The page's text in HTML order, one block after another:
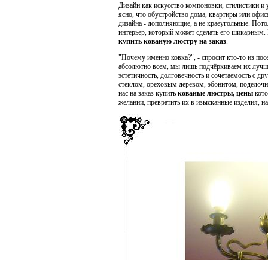
Дизайн как искусство компоновки, стилистики
ясно, что обустройство дома, квартиры или
дизайна - дополняющие, а не краеугольные.
интерьер, который может сделать его
купить кованую люстру на заказ.
"Почему именно ковка?", - спросит кто-то из
абсолютно всем, мы лишь подчёркиваем их
эстетичность, долговечность и сочетаемость
стеклом, ореховым деревом, эбонитом,
нас на заказ купить кованые люстры, цены
желании, превратить их в изысканные изделия,